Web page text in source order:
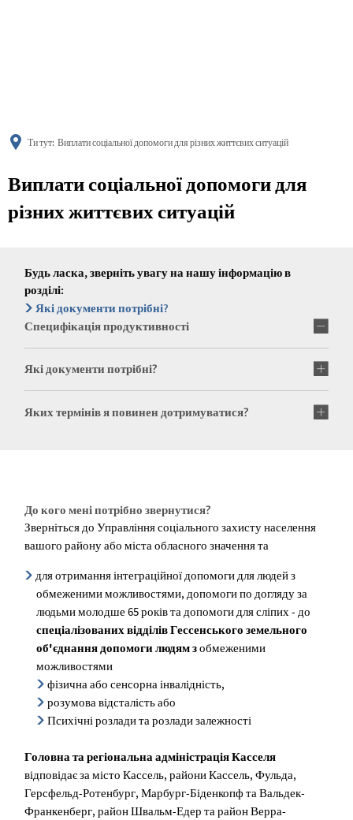
Ти тут: Виплати соціальної допомоги для різних життєвих ситуацій
Виплати соціальної допомоги для
різних життєвих ситуацій
Будь ласка, зверніть увагу на нашу інформацію в
розділі:
Які документи потрібні?
Специфікація продуктивності
Які документи потрібні?
Яких термінів я повинен дотримуватися?
До кого мені потрібно звернутися?
Зверніться до Управління соціального захисту населення
вашого району або міста обласного значення та
для отримання інтеграційної допомоги для людей з
обмеженими можливостями, допомоги по догляду за
людьми молодше 65 років та допомоги для сліпих - до
спеціалізованих відділів Гессенського земельного
об'єднання допомоги людям зобмеженими
можливостями
фізична або сенсорна інвалідність,
розумова відсталість або
Психічні розлади та розлади залежності
Головна та регіональна адміністрація Касселя
відповідає за місто Кассель, райони Кассель, Фульда,
Герсфельд-Ротенбург, Марбург-Біденкопф та Вальдек-
Франкенберг, район Швальм-Едер та район Верра-